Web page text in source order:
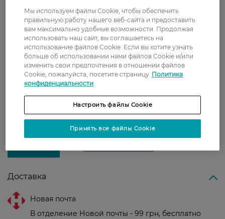
Содержит фтор для укрепления зубов.
Страна-производитель:Великобритания
* при условии полоскания два раза в день
¹–⁶ Данные клинических и лабораторных
исследований
Рейтинг и отзывы
0 0 відгуків
Доставка
Новая почта
В отделение Новой почты - 99 грн, бесплатно
Мы используем файлы Cookie, чтобы обеспечить
правильную работу нашего веб-сайта и предоставить
вам максимально удобные возможности. Продолжая
использовать наш сайт, вы соглашаетесь на
использование файлов Cookie. Если вы хотите узнать
больше об использовании нами файлов Cookie и/или
изменить свои предпочтения в отношении файлов
Cookie, пожалуйста, посетите страницу Политика
конфиденциальности
Настроить файлы Cookie
Принять все файлы Cookie